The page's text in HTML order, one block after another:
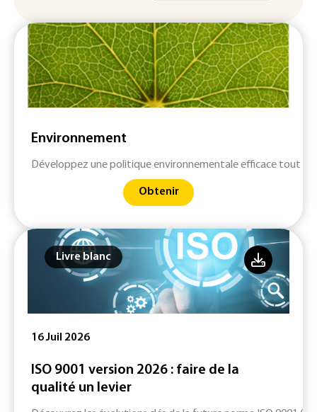
Environnement
Développez une politique environnementale efficace tout
Obtenir
Livre blanc
16 Juil 2026
ISO 9001 version 2026 : faire de la
qualité un levier